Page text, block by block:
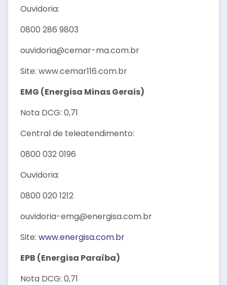
Ouvidoria:
0800 286 9803
ouvidoria@cemar-ma.com.br
Site: www.cemar116.com.br
EMG (Energisa Minas Gerais)
Nota DCG: 0,71
Central de teleatendimento:
0800 032 0196
Ouvidoria:
0800 020 1212
ouvidoria-emg@energisa.com.br
Site: www.energisa.com.br
EPB (Energisa Paraíba)
Nota DCG: 0,71